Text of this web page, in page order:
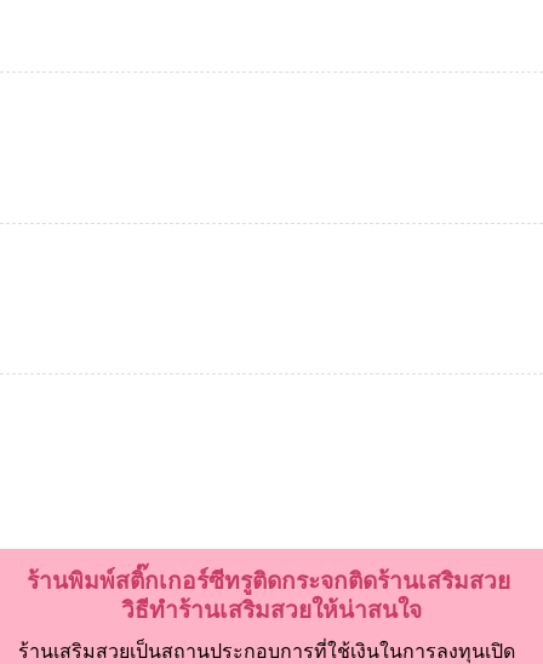
ร้านพิมพ์สติ๊กเกอร์ซีทรูติดกระจกติดร้านเสริมสวย
วิธีทำร้านเสริมสวยให้น่าสนใจ
ร้านเสริมสวยเป็นสถานประกอบการที่ใช้เงินในการลงทุนเปิด